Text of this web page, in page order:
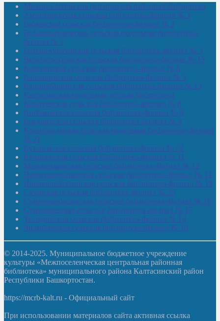
Межпоселенческая центральная районная библиотека
Амзибашевская сельская библиотека-филиал № 1
Бабаевская сельская библиотека-филиал № 2
Большекачаковская сельская модельная библиотека-
филиал № 7
Большекуразовская сельская библиотека-филиал № 3
Верхнетыхтемская сельская библиотека-филиал № 15
Калегинская сельская библиотека-филиал № 6
Калмашевская сельская библиотека-филиал № 5
Калмиябашевская сельская библиотека-филиал № 13
Калтасинская модельная детская библиотека
Кельтеевская сельская библиотека-филиал № 8
Киебаковская сельская библиотека-филиал № 9
Кокушевская сельская библиотека-филиал № 4
Краснохолмская сельская модельная библиотека-филиал
№ 21
Кутеремская сельская библиотека-филиал № 22
Кучашевская сельская библиотека-филиал № 11
Малокачаковская сельская библиотека-филиал № 12
Нижнекачмашевская сельская библиотека-филиал № 14
Новокильбахтинская сельская библиотека-филиал № 19
Сазовская сельская библиотека-филиал № 20
Староорьебашевская сельская библиотека-филиал № 16
Старояшевская сельская библиотека-филиал № 17
Тюльдинская сельская библиотека-филиал № 18
Чилибеевская сельская библиотека-филиал № 10
© 2014-2025. Муниципальное бюджетное учреждение
культуры «Межпоселенческая центральная районная
библиотека» муниципального района Калтасинский район
Республики Башкортостан.
https://mcrb-kalt.ru - Официальный сайт
При использовании материалов сайта активная ссылка